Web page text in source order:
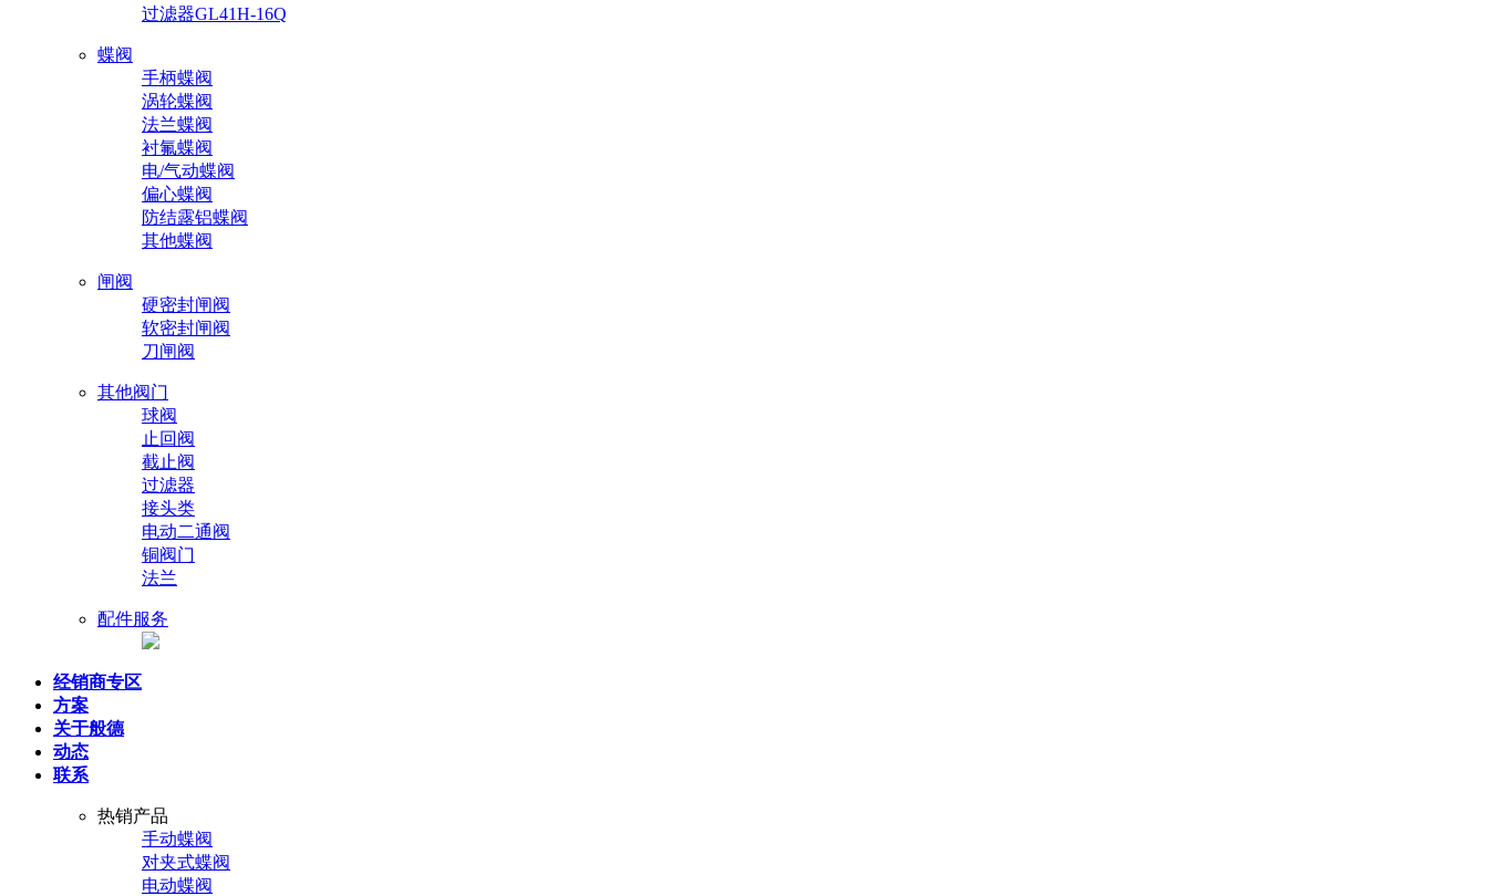
过滤器GL41H-16Q
蝶阀
手柄蝶阀
涡轮蝶阀
法兰蝶阀
衬氟蝶阀
电/气动蝶阀
偏心蝶阀
防结露铝蝶阀
其他蝶阀
闸阀
硬密封闸阀
软密封闸阀
刀闸阀
其他阀门
球阀
止回阀
截止阀
过滤器
接头类
电动二通阀
铜阀门
法兰
配件服务
经销商专区
方案
关于般德
动态
联系
热销产品
手动蝶阀
对夹式蝶阀
电动蝶阀